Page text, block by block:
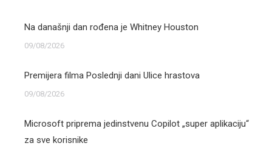
Na današnji dan rođena je Whitney Houston
09/08/2026
Premijera filma Poslednji dani Ulice hrastova
09/08/2026
Microsoft priprema jedinstvenu Copilot „super aplikaciju“
za sve korisnike